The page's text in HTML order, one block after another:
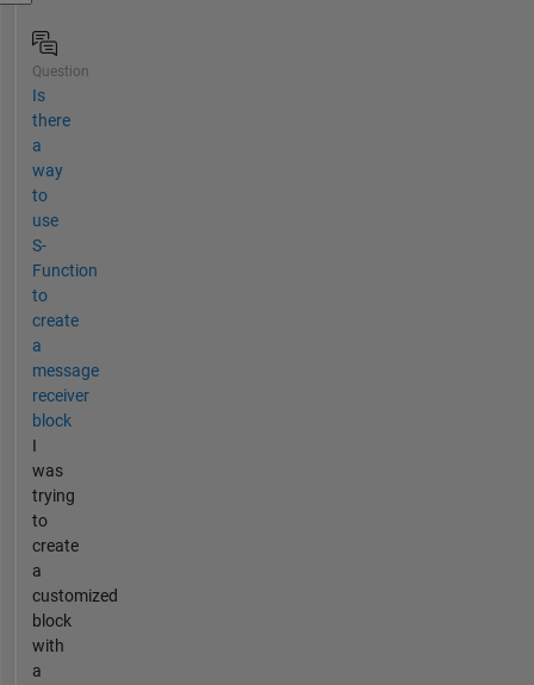
Question
Is
there
a
way
to
use
S-
Function
to
create
a
message
receiver
block
I
was
trying
to
create
a
customized
block
with
a